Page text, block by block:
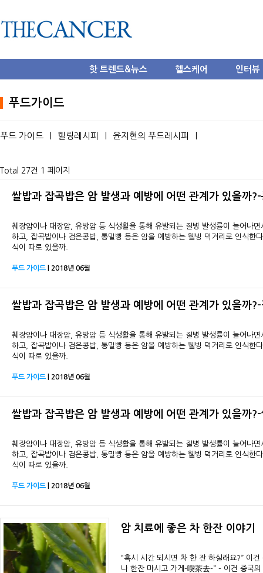
핫 트렌드&뉴스 헬스케어 인터뷰
푸드가이드
푸드 가이드 힐링레시피 윤지현의 푸드레시피
Total 27건 1 페이지
쌀밥과 잡곡밥은 암 발생과 예방에 어떤 관계가 있을까
췌장암이나 대장암, 유방암 등 식생활을 통해 유발되는 질병 발생률이 늘어나
하고, 잡곡밥이나 검은콩밥, 통밀빵 등은 암을 예방하는 웰빙 먹거리로 인식한
식이 따로 있을까.
푸드 가이드 | 2018년 06월
쌀밥과 잡곡밥은 암 발생과 예방에 어떤 관계가 있을까
췌장암이나 대장암, 유방암 등 식생활을 통해 유발되는 질병 발생률이 늘어나
하고, 잡곡밥이나 검은콩밥, 통밀빵 등은 암을 예방하는 웰빙 먹거리로 인식한
식이 따로 있을까.
푸드 가이드 | 2018년 06월
쌀밥과 잡곡밥은 암 발생과 예방에 어떤 관계가 있을까
췌장암이나 대장암, 유방암 등 식생활을 통해 유발되는 질병 발생률이 늘어나
하고, 잡곡밥이나 검은콩밥, 통밀빵 등은 암을 예방하는 웰빙 먹거리로 인식한
식이 따로 있을까.
푸드 가이드 | 2018년 06월
암 치료에 좋은 차 한잔 이야기
“혹시 시간 되시면 차 한 잔 하실래요?” 이
나 한잔 마시고 가게-喫茶去-” - 이건 중국